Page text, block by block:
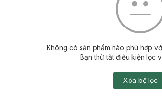
Không có sản phẩm nào phù hợp
Bạn thử tắt điều kiện lọc
Xóa bộ lọc